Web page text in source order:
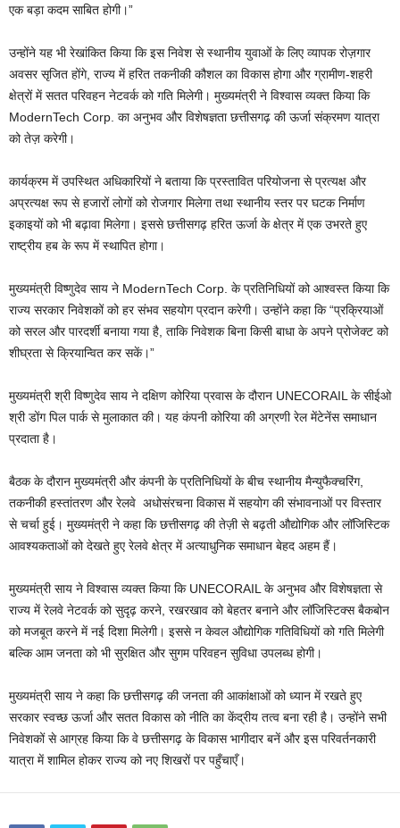
एक बड़ा कदम साबित होगी।”
उन्होंने यह भी रेखांकित किया कि इस निवेश से स्थानीय युवाओं के लिए व्यापक रोज़गार
अवसर सृजित होंगे, राज्य में हरित तकनीकी कौशल का विकास होगा और ग्रामीण-शहरी
क्षेत्रों में सतत परिवहन नेटवर्क को गति मिलेगी। मुख्यमंत्री ने विश्वास व्यक्त किया कि
ModernTech Corp. का अनुभव और विशेषज्ञता छत्तीसगढ़ की ऊर्जा संक्रमण यात्रा
को तेज़ करेगी।
कार्यक्रम में उपस्थित अधिकारियों ने बताया कि प्रस्तावित परियोजना से प्रत्यक्ष और
अप्रत्यक्ष रूप से हजारों लोगों को रोजगार मिलेगा तथा स्थानीय स्तर पर घटक निर्माण
इकाइयों को भी बढ़ावा मिलेगा। इससे छत्तीसगढ़ हरित ऊर्जा के क्षेत्र में एक उभरते हुए
राष्ट्रीय हब के रूप में स्थापित होगा।
मुख्यमंत्री विष्णुदेव साय ने ModernTech Corp. के प्रतिनिधियों को आश्वस्त किया कि
राज्य सरकार निवेशकों को हर संभव सहयोग प्रदान करेगी। उन्होंने कहा कि “प्रक्रियाओं
को सरल और पारदर्शी बनाया गया है, ताकि निवेशक बिना किसी बाधा के अपने प्रोजेक्ट को
शीघ्रता से क्रियान्वित कर सकें।”
मुख्यमंत्री श्री विष्णुदेव साय ने दक्षिण कोरिया प्रवास के दौरान UNECORAIL के सीईओ
श्री डोंग पिल पार्क से मुलाकात की। यह कंपनी कोरिया की अग्रणी रेल मेंटेनेंस समाधान
प्रदाता है।
बैठक के दौरान मुख्यमंत्री और कंपनी के प्रतिनिधियों के बीच स्थानीय मैन्युफैक्चरिंग,
तकनीकी हस्तांतरण और रेलवे अधोसंरचना विकास में सहयोग की संभावनाओं पर विस्तार
से चर्चा हुई। मुख्यमंत्री ने कहा कि छत्तीसगढ़ की तेज़ी से बढ़ती औद्योगिक और लॉजिस्टिक
आवश्यकताओं को देखते हुए रेलवे क्षेत्र में अत्याधुनिक समाधान बेहद अहम हैं।
मुख्यमंत्री साय ने विश्वास व्यक्त किया कि UNECORAIL के अनुभव और विशेषज्ञता से
राज्य में रेलवे नेटवर्क को सुदृढ़ करने, रखरखाव को बेहतर बनाने और लॉजिस्टिक्स बैकबोन
को मजबूत करने में नई दिशा मिलेगी। इससे न केवल औद्योगिक गतिविधियों को गति मिलेगी
बल्कि आम जनता को भी सुरक्षित और सुगम परिवहन सुविधा उपलब्ध होगी।
मुख्यमंत्री साय ने कहा कि छत्तीसगढ़ की जनता की आकांक्षाओं को ध्यान में रखते हुए
सरकार स्वच्छ ऊर्जा और सतत विकास को नीति का केंद्रीय तत्व बना रही है। उन्होंने सभी
निवेशकों से आग्रह किया कि वे छत्तीसगढ़ के विकास भागीदार बनें और इस परिवर्तनकारी
यात्रा में शामिल होकर राज्य को नए शिखरों पर पहुँचाएँ।